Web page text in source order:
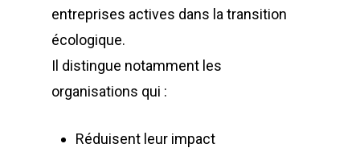
entreprises actives dans la transition
écologique.
Il distingue notamment les
organisations qui :
Réduisent leur impact